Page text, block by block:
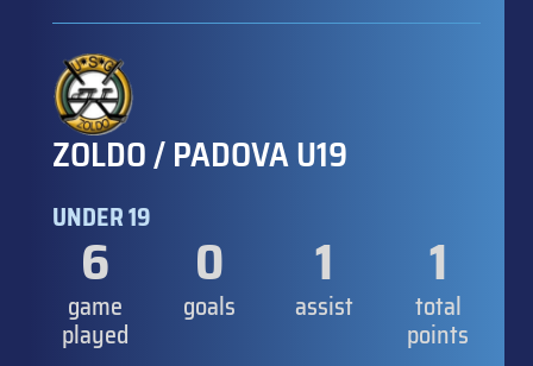
ZOLDO / PADOVA U19
UNDER 19
6
game
played
0
goals
1
assist
1
total
points